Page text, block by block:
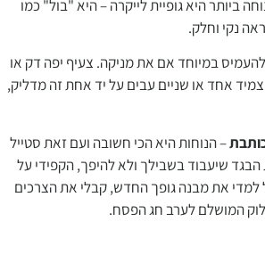
ביותר היא גופיית לייקרה – היא "בול" כמו
נקי וחלק.
במיוחד אם את מניקה. צעיף יפה דק או
אחד או שניים עבים על יד אחת זה מדליק,
– הנוחות היא הכי חשובה ועם זאת סטייל
שיעבוד בשבילך ולא להיפך, הקפידי על
למדי את מבנה גופך החדש, קבלי את הצרכים
המושלם לערב חג הפסח.